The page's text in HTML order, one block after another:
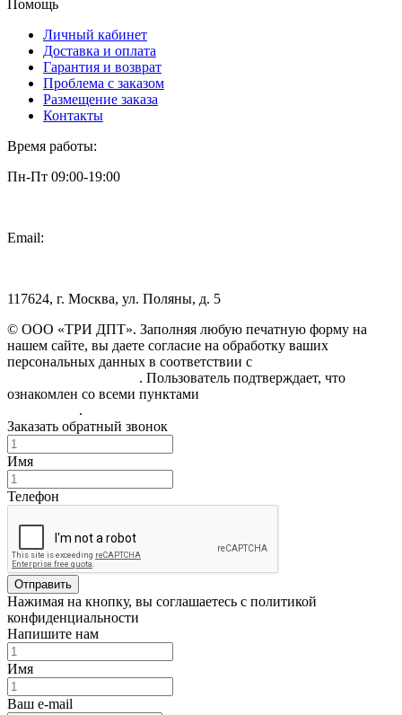
Помощь
Личный кабинет
Доставка и оплата
Гарантия и возврат
Проблема с заказом
Размещение заказа
Контакты
Время работы:
Пн-Пт 09:00-19:00
Email:
117624, г. Москва, ул. Поляны, д. 5
© ООО «ТРИ ДПТ». Заполняя любую печатную форму на
нашем сайте, вы даете согласие на обработку ваших
персональных данных в соответствии с
. Пользователь подтверждает, что
ознакомлен со всеми пунктами
.
Заказать обратный звонок
Имя
Телефон
Отправить
Нажимая на кнопку, вы соглашаетесь с политикой
конфиденциальности
Напишите нам
Имя
Ваш e-mail